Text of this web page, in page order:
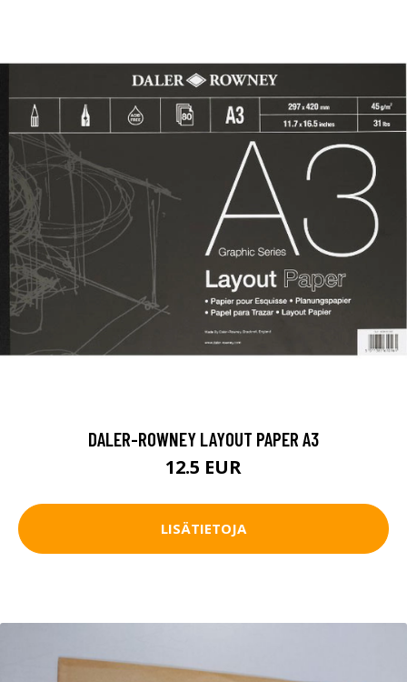
DALER-ROWNEY LAYOUT PAPER A3
12.5 EUR
LISÄTIETOJA